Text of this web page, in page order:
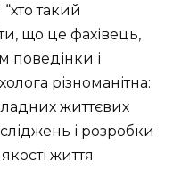
такий
що це фахівець,
поведінки і
різноманітна:
життєвих
і розробки
життя